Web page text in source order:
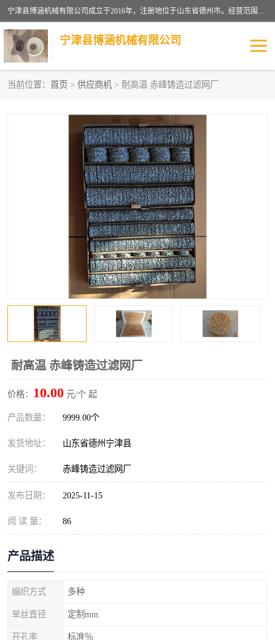
宁津县博涵机械有限公司成立于2016年，注册地位于山东省德州市。经营范围包括：机械设备研发、生产及销售，铸造用造型材料生产、销售，玻璃纤维及制品制造、销售，汽车零配件零售，机械零件、零部件加工，机械零件、零部件销售等；主要产品有：纤维过滤网,陶瓷过滤器,泡沫陶瓷过滤器,耐高温纤维过滤器,铸铁过滤器,铸铜过滤网,铸铝过滤网,铝轮毂过滤网,高效过滤网,高效陶瓷过滤网,高效纤维过滤网。
宁津县博涵机械有限公司
当前位置： 首页 > 供应商机 > 耐高温 赤峰铸造过滤网厂
耐高温 赤峰铸造过滤网厂
价格： 10.00 元/个 起
产品数量： 9999.00个
发货地址： 山东省德州宁津县
关键词： 赤峰铸造过滤网厂
发布日期： 2025-11-15
阅 读 量： 86
产品描述
编织方式 多种
单丝直径 定制mm
开孔率 标准％
挡渣棉
避脏网